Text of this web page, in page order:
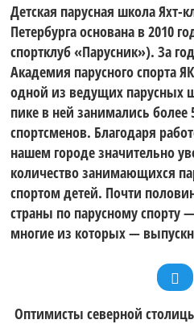
Детская парусная школа Яхт-
Петербурга основана в 2010
спортклуб «Парусник»). За
Академия парусного спорта
одной из ведущих парусных
пике в ней занимались более
спортсменов. Благодаря
нашем городе значительно
количество занимающихся
спортом детей. Почти
страны по парусному спорту
многие из которых —
Оптимисты северной